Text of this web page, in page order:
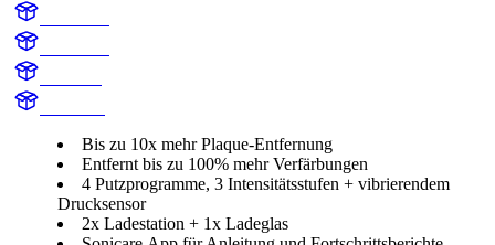
Bis zu 10x mehr Plaque-Entfernung
Entfernt bis zu 100% mehr Verfärbungen
4 Putzprogramme, 3 Intensitätsstufen + vibrierendem
Drucksensor
2x Ladestation + 1x Ladeglas